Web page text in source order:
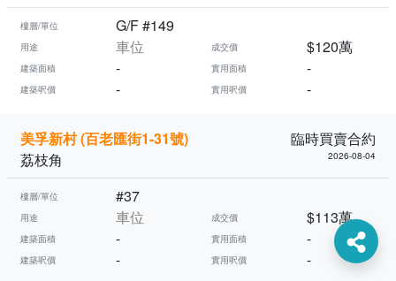
樓層/單位 G/F #149
用途 車位 成交價 $120萬
建築面積 - 實用面積 -
建築呎價 - 實用呎價 -
美孚新村 (百老匯街1-31號)
臨時買賣合約
荔枝角
2026-08-04
樓層/單位 #37
用途 車位 成交價 $113萬
建築面積 - 實用面積 -
建築呎價 - 實用呎價 -